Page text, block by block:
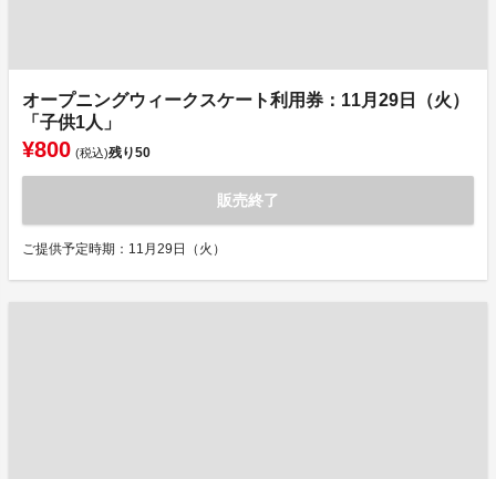
オープニングウィークスケート利用券：11月29日（火）
「子供1人」
¥800 (税込)残り50
販売終了
ご提供予定時期：11月29日（火）